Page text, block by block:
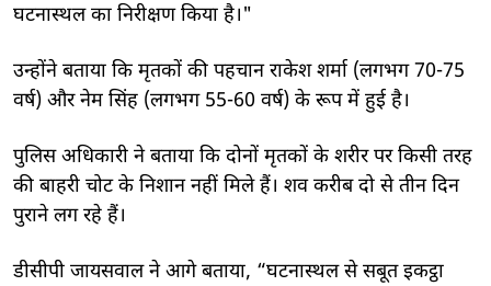
घटनास्थल का निरीक्षण किया है।"
उन्होंने बताया कि मृतकों की पहचान राकेश शर्मा (लगभग 70-75
वर्ष) और नेम सिंह (लगभग 55-60 वर्ष) के रूप में हुई है।
पुलिस अधिकारी ने बताया कि दोनों मृतकों के शरीर पर किसी तरह
की बाहरी चोट के निशान नहीं मिले हैं। शव करीब दो से तीन दिन
पुराने लग रहे हैं।
डीसीपी जायसवाल ने आगे बताया, “घटनास्थल से सबूत इकट्ठा